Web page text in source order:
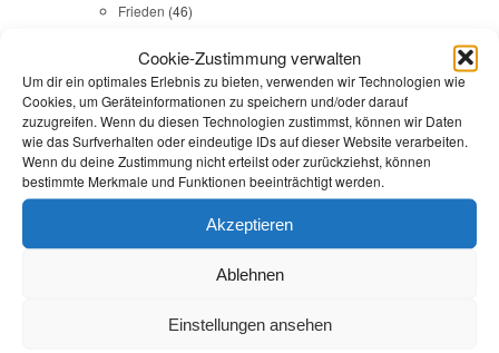
Cookie-Zustimmung verwalten
Um dir ein optimales Erlebnis zu bieten, verwenden wir Technologien wie
Cookies, um Geräteinformationen zu speichern und/oder darauf
zuzugreifen. Wenn du diesen Technologien zustimmst, können wir Daten
wie das Surfverhalten oder eindeutige IDs auf dieser Website verarbeiten.
Wenn du deine Zustimmung nicht erteilst oder zurückziehst, können
bestimmte Merkmale und Funktionen beeinträchtigt werden.
Akzeptieren
Ablehnen
Einstellungen ansehen
Frieden (46)
Gesundheit(43)
Gleichstellung
Internationales(65)
Kommunales(107)
LINKES(108)
NSU(29)
Religion & Dialog(35)
Durchsuchen:Startseite/Spanien